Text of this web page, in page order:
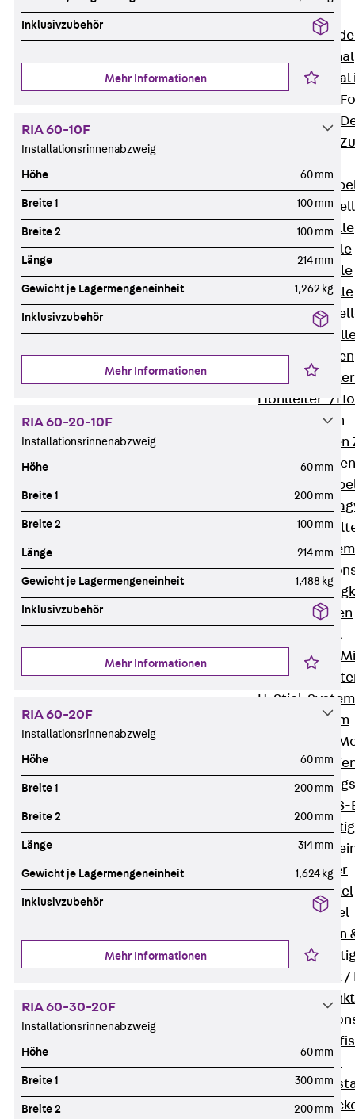
Bodenkanäle
Zurück
BK Bodenkanal
KLK
Bodenkanal-
Bodenkanal-
Bodenkanal-
AC
H Kabelschelle
S Kabelschelle
B Kabelschelle
U Kabelschelle
RU
W
HK Kabelhaken
KH Kabelhalter
Hohlleiter-/
Kabelwannen
Kabelschellen
Zurück
KTW
KBH
Wandkonsolen
Deckenbügel
Zentral- und
W-Profil-
U-Stiel-System
I-Stiel-System
PUK-STRUT-
C-Profil-
KTS-
Zurück
Dübel & Anker
Abhängemittel
Schraubmittel
Ankermuttern
Funktionserhalt
Inklusivzubehör
Mehr Informationen
RIA 60-10F
Installationsrinnenabzweig
Höhe 60 mm
Breite 1 100 mm
Breite 2 100 mm
Länge 214 mm
Gewicht je Lagermengeneinheit 1,262 kg
Inklusivzubehör
Mehr Informationen
RIA 60-20-10F
Installationsrinnenabzweig
Höhe 60 mm
Breite 1 200 mm
Breite 2 100 mm
Länge 214 mm
Gewicht je Lagermengeneinheit 1,488 kg
Inklusivzubehör
Mehr Informationen
RIA 60-20F
Installationsrinnenabzweig
Höhe 60 mm
Breite 1 200 mm
Breite 2 200 mm
Länge 314 mm
Gewicht je Lagermengeneinheit 1,624 kg
Inklusivzubehör
Mehr Informationen
RIA 60-30-20F
Installationsrinnenabzweig
Höhe 60 mm
Breite 1 300 mm
Breite 2 200 mm